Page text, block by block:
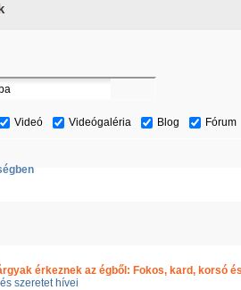
Videó Videógaléria Blog Fórum
érkeznek az égből: Fokos, kard, korsó
szeretet hívei